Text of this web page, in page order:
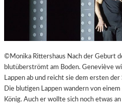
©Monika Rittershaus Nach der Geburt
blutüberströmt am Boden. Geneviève
Lappen ab und reicht sie dem ersten
Die blutigen Lappen wandern von
König. Auch er wollte sich noch etwas